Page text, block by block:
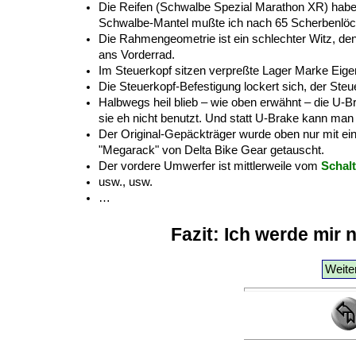
Die Reifen (Schwalbe Spezial Marathon XR)
Schwalbe-Mantel mußte ich nach 65
Die Rahmengeometrie ist ein schlechter Witz,
ans Vorderrad.
Im Steuerkopf sitzen verpreßte Lager Marke
Die Steuerkopf-Befestigung lockert sich, der
Halbwegs heil blieb – wie oben erwähnt – die
sie eh nicht benutzt. Und statt U-Brake kann
Der Original-Gepäckträger wurde oben nur mit
"Megarack" von Delta Bike Gear getauscht.
Der vordere Umwerfer ist mittlerweile vom
usw., usw.
…
Fazit: Ich werde mir